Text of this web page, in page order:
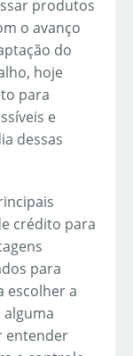
produtos
o avanço
do
hoje
para
e
dessas
crédito para
para
escolher a
alguma
entender